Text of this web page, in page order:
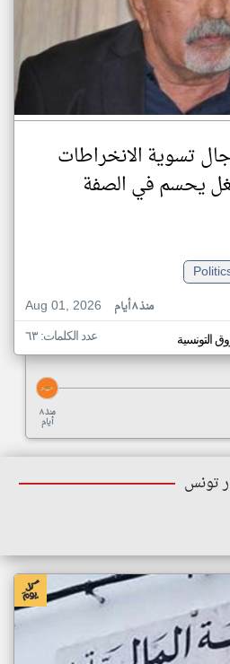
تسوية الانخراطات
يحسم في الصفة
Aug 01, 2026
منذ ٨ أيام
التونسية عدد الكلمات: ٦٣
منذ ٨
أيام
تونس